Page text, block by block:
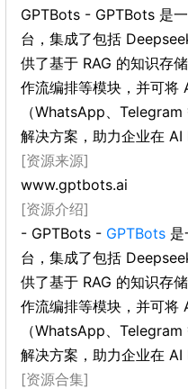
GPTBots - GPTBots 是
台，集成了包括
供了基于 RAG 的知识存
作流编排等模块，并可将
（WhatsApp、
解决方案，助力企业在 AI
[资源来源]
www.gptbots.ai
[资源介绍]
- GPTBots - GPTBots
台，集成了包括
供了基于 RAG 的知识存
作流编排等模块，并可将
（WhatsApp、
解决方案，助力企业在 AI
[资源合集]